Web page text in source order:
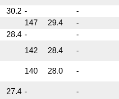
30.2 -
-
147 29.4
-
28.4 -
-
142 28.4 -
140 28.0 -
27.4 - -